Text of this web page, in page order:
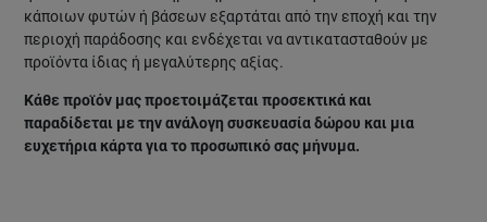
κάποιων φυτών ή βάσεων εξαρτάται από την εποχή και την
περιοχή παράδοσης και ενδέχεται να αντικατασταθούν με
προϊόντα ίδιας ή μεγαλύτερης αξίας.
Κάθε προϊόν μας προετοιμάζεται προσεκτικά και
παραδίδεται με την ανάλογη συσκευασία δώρου και μια
ευχετήρια κάρτα για το προσωπικό σας μήνυμα.